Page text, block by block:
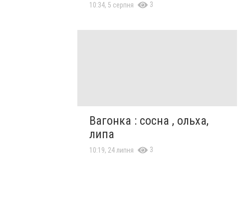
10:34, 5 серпня 3
Вагонка : сосна , ольха,
липа
10:19, 24 липня 3